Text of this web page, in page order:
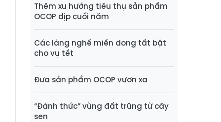
Thêm xu hướng tiêu thụ sản phẩm
OCOP dịp cuối năm
Các làng nghề miến dong tất bật
cho vụ tết
Đưa sản phẩm OCOP vươn xa
“Đánh thức” vùng đất trũng từ cây
sen